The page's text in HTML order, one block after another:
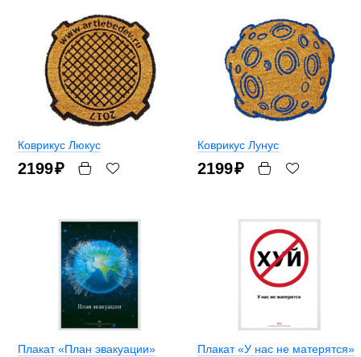
Коврикус Люкус
2199₽
Коврикус Лунус
2199₽
Плакат «План эвакуации»
Плакат «У нас не матерятся»